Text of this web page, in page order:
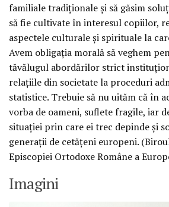
familiale tradiționale și să găsim
să fie cultivate în interesul copiilor,
aspectele culturale și spirituale la
Avem obligația morală să veghem
tăvălugul abordărilor strict
relațiile din societate la proceduri
statistice. Trebuie să nu uităm că în
vorba de oameni, suflete fragile, iar
situației prin care ei trec depinde și
generații de cetățeni europeni.
Episcopiei Ortodoxe Române a
Imagini